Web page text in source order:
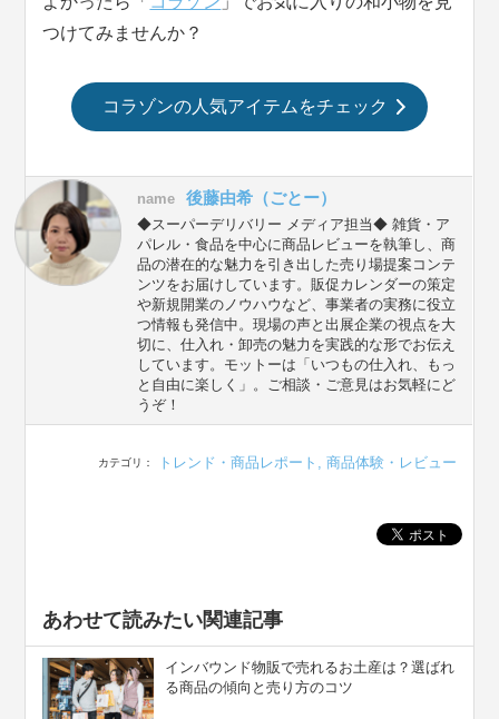
つけてみませんか？
コラゾンの人気アイテムをチェック
name 後藤由希（ごとー）
◆スーパーデリバリー メディア担当◆ 雑貨・ア
パレル・食品を中心に商品レビューを執筆し、商
品の潜在的な魅力を引き出した売り場提案コンテ
ンツをお届けしています。販促カレンダーの策定
や新規開業のノウハウなど、事業者の実務に役立
つ情報も発信中。現場の声と出展企業の視点を大
切に、仕入れ・卸売の魅力を実践的な形でお伝え
しています。モットーは「いつもの仕入れ、もっ
と自由に楽しく」。ご相談・ご意見はお気軽にど
うぞ！
カテゴリ： トレンド・商品レポート 商品体験・レビュー
あわせて読みたい関連記事
インバウンド物販で売れるお土産は？選ばれ
る商品の傾向と売り方のコツ